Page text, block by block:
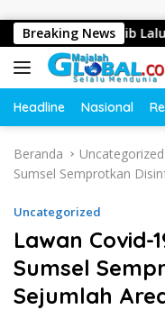
Breaking News
Tertib Lalu
Headline Nasional
Beranda Uncategorized
Sumsel Semprotkan
Uncategorized
Lawan Covid-
Sumsel
Sejumlah